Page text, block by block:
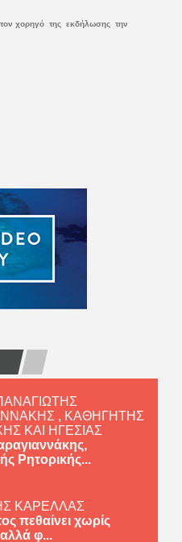
χορηγό της εκδήλωσης την
, ΚΑΘΗΓΗΤΗΣ
ΚΑΙ ΗΓΕΣΙΑΣ
Ρητορικής...
ΚΑΡΕΛΛΑΣ
πεθαίνει χωρίς
φ...